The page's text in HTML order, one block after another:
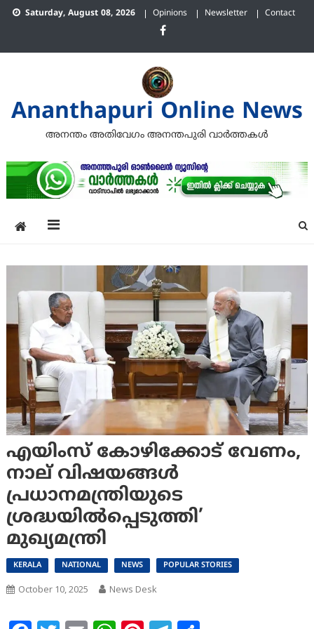
Skip Saturday, August 08, 2026 Opinions Newsletter Contact
Ananthapuri Online News
അനന്തം അതിവേഗം അനന്തപുരി വാര്‍ത്തകള്‍
എയിംസ് കോഴിക്കോട് വേണം,
നാല് വിഷയങ്ങള്‍
പ്രധാനമന്ത്രിയുടെ
ശ്രദ്ധയില്‍പ്പെടുത്തി’
മുഖ്യമന്ത്രി
KERALA NATIONAL NEWS POPULAR STORIES
October 10, 2025 News Desk